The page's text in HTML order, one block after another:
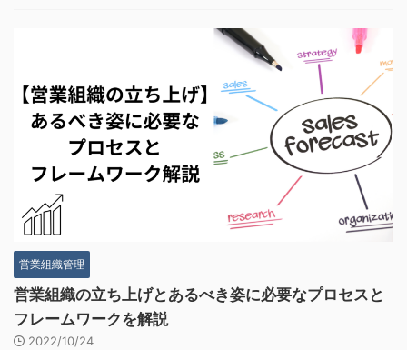
営業組織管理
営業組織の立ち上げとあるべき姿に必要なプロセスと
フレームワークを解説
2022/10/24